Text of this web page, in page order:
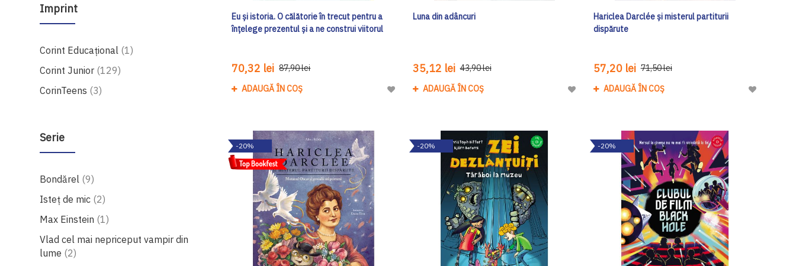
Imprint
Corint Educaţional 1produs
Corint Junior 129produse
CorinTeens 3produse
Serie
Bondărel 9produse
Isteț de mic 2produse
Max Einstein 1produs
Vlad cel mai nepriceput vampir din
lume 2produse
Eu și istoria. O călătorie în trecut pentru a
înțelege prezentul și a ne construi viitorul
70,32 lei 87,90 lei
ADAUGĂ ÎN COȘ
Adaugă
Dorinte
Luna din adâncuri
35,12 lei 43,90 lei
ADAUGĂ ÎN COȘ
Adaugă
Dorinte
Hariclea Darclée și misterul partiturii
dispărute
57,20 lei 71,50 lei
ADAUGĂ ÎN COȘ
Adaugă
-20% -20% -20%